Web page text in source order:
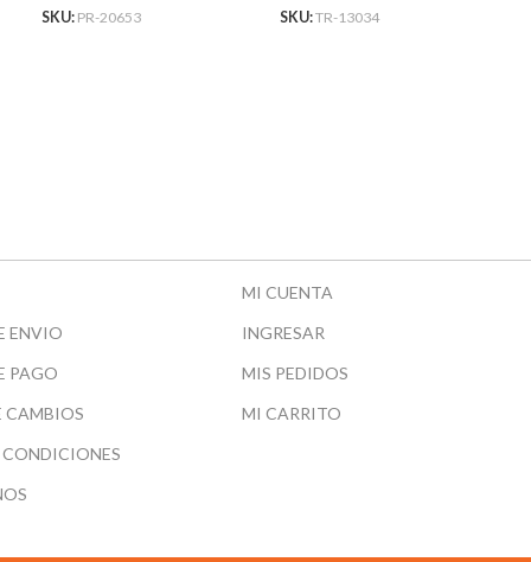
DE 0.40 ALTA RESISTENCIA
SKU: PR-20653 SKU:TR-13034
ENVIO
PAGO
CAMBIOS
MI CUENTA
INGRESAR
MIS PEDIDOS
MI CARRITO